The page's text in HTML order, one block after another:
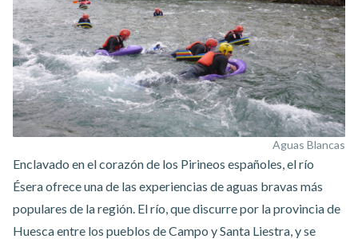
Aguas Blancas
Enclavado en el corazón de los Pirineos españoles, el río
Ésera ofrece una de las experiencias de aguas bravas más
populares de la región. El río, que discurre por la provincia de
Huesca entre los pueblos de Campo y Santa Liestra, y se